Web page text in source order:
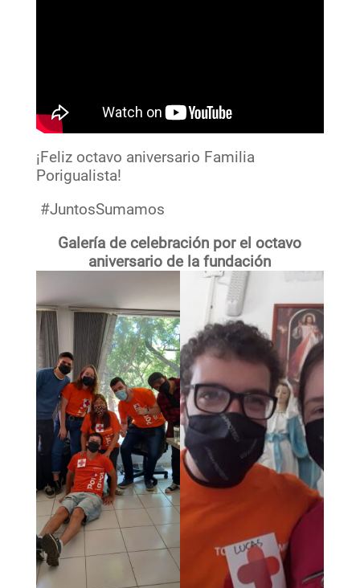
¡Feliz octavo aniversario Familia
Porigualista!
#JuntosSumamos
Galería de celebración por el octavo
aniversario de la fundación